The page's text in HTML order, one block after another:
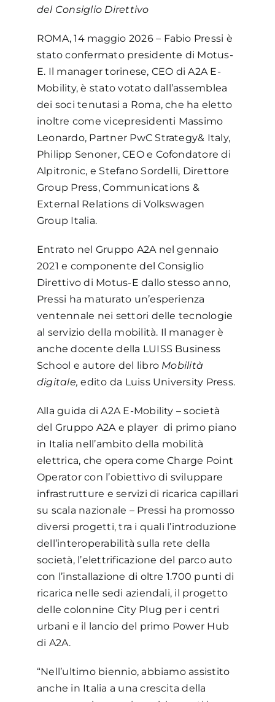
del Consiglio Direttivo
ROMA, 14 maggio 2026 – Fabio Pressi è
stato confermato presidente di Motus-
E. Il manager torinese, CEO di A2A E-
Mobility, è stato votato dall’assemblea
dei soci tenutasi a Roma, che ha eletto
inoltre come vicepresidenti Massimo
Leonardo, Partner PwC Strategy& Italy,
Philipp Senoner, CEO e Cofondatore di
Alpitronic, e Stefano Sordelli, Direttore
Group Press, Communications &
External Relations di Volkswagen
Group Italia.
Entrato nel Gruppo A2A nel gennaio
2021 e componente del Consiglio
Direttivo di Motus-E dallo stesso anno,
Pressi ha maturato un’esperienza
ventennale nei settori delle tecnologie
al servizio della mobilità. Il manager è
anche docente della LUISS Business
School e autore del libro Mobilità
digitale,edito da Luiss University Press.
Alla guida di A2A E-Mobility – società
del Gruppo A2A e player di primo piano
in Italia nell’ambito della mobilità
elettrica, che opera come Charge Point
Operator con l’obiettivo di sviluppare
infrastrutture e servizi di ricarica capillari
su scala nazionale – Pressi ha promosso
diversi progetti, tra i quali l’introduzione
dell’interoperabilità sulla rete della
società, l’elettrificazione del parco auto
con l’installazione di oltre 1.700 punti di
ricarica nelle sedi aziendali, il progetto
delle colonnine City Plug per i centri
urbani e il lancio del primo Power Hub
di A2A.
“Nell’ultimo biennio, abbiamo assistito
anche in Italia a una crescita della